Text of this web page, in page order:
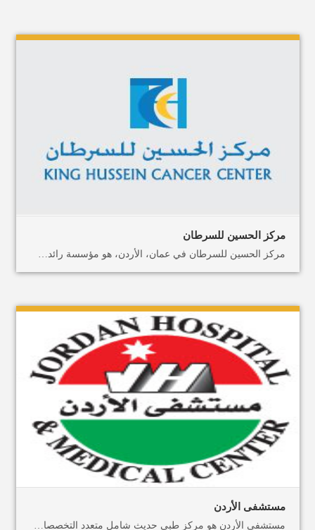
مركز الحسين للسرطان
مستشفى الأردن